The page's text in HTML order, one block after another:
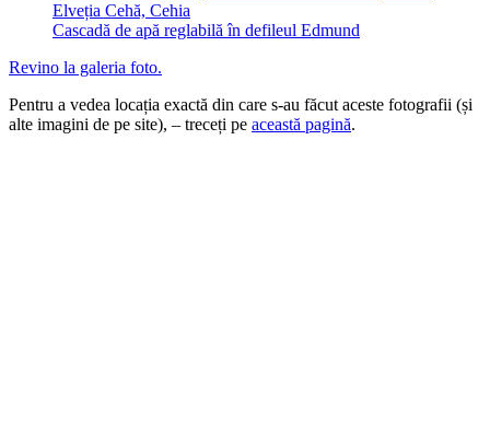
Cascadă de apă reglabilă în defileul Edmund
Revino la galeria foto.
Pentru a vedea locația exactă din care s-au făcut aceste fotografii (și
alte imagini de pe site), – treceți pe această pagină.